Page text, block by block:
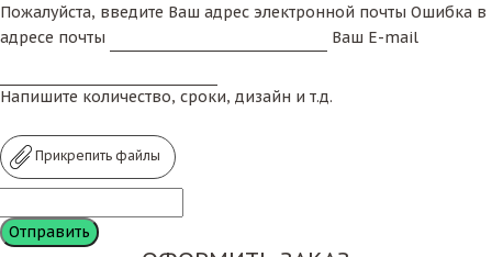
Пожалуйста, введите Ваш адрес электронной почты Ошибка в
адресе почты
Ваш E-mail
Напишите количество, сроки, дизайн и т.д.
Прикрепить файлы